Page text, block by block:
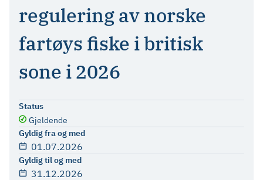
regulering av norske
fartøys fiske i britisk
sone i 2026
Status
Gjeldende
Gyldig fra og med
01.07.2026
Gyldig til og med
31.12.2026